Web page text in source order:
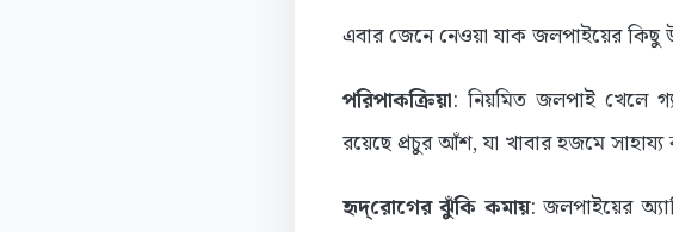
এবার জেনে নেওয়া যাক জলপাইয়ের
পরিপাকক্রিয়া: নিয়মিত জলপাই খেলে
রয়েছে প্রচুর আঁশ, যা খাবার হজমে
হৃদ্‌রোগের ঝুঁকি কমায়: জলপাইয়ের